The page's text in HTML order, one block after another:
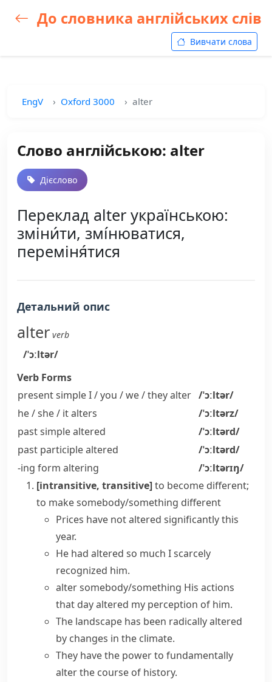
До словника англійських слів
Вивчати слова
EngV Oxford 3000 alter
Слово англійською: alter
Дієслово
Переклад alter українською:
зміни́ти, змі́нюватися,
переміня́тися
Детальний опис
alter verb
/ˈɔːltər/
Verb Forms
present simple I / you / we / theyalter /ˈɔːltər/
he / she / italters
/ˈɔːltərz/
past simplealtered
/ˈɔːltərd/
past participlealtered
/ˈɔːltərd/
-ing form altering
/ˈɔːltərɪŋ/
[intransitive, transitive]to become different;
to make somebody/something different
Prices have not altered significantly this
year.
He had altered so much I scarcely
recognized him.
alter somebody/something His actions
that day altered my perception of him.
The landscape has been radically altered
by changes in the climate.
They have the power to fundamentally
alter the course of history.